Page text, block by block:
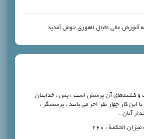
عالی اقبال لاهوری خوش آمدید
و کـلـیدهاى آن پرسش است ؛ پس ، خدایتان
این کار چهار نفر اجر مى‏ یابند : پرسشگر ،
آنان .